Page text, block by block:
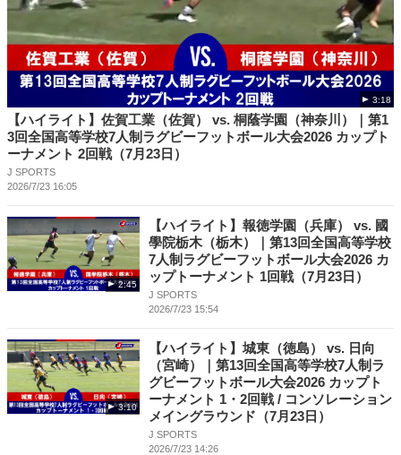
3:18
【ハイライト】佐賀工業（佐賀） vs. 桐蔭学園（神奈川）｜第1
3回全国高等学校7人制ラグビーフットボール大会2026 カップト
ーナメント 2回戦（7月23日）
J SPORTS
2026/7/23 16:05
2:45
【ハイライト】報徳学園（兵庫） vs. 國
學院栃木（栃木）｜第13回全国高等学校
7人制ラグビーフットボール大会2026 カ
ップトーナメント 1回戦（7月23日）
J SPORTS
2026/7/23 15:54
3:10
【ハイライト】城東（徳島） vs. 日向
（宮崎）｜第13回全国高等学校7人制ラ
グビーフットボール大会2026 カップト
ーナメント 1・2回戦 / コンソレーション
メイングラウンド（7月23日）
J SPORTS
2026/7/23 14:26